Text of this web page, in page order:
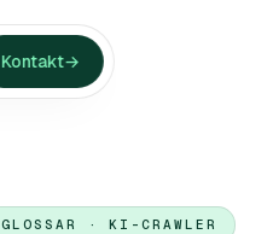
Kontakt→
GLOSSAR · KI-CRAWLER